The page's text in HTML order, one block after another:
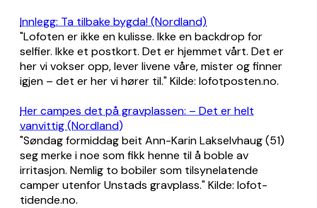
Innlegg: Ta tilbake bygda! (Nordland)
"Lofoten er ikke en kulisse. Ikke en backdrop for
selfier. Ikke et postkort. Det er hjemmet vårt. Det er
her vi vokser opp, lever livene våre, mister og finner
igjen – det er her vi hører til." Kilde: lofotposten.no.
Her campes det på gravplassen: – Det er helt
vanvittig (Nordland)
"Søndag formiddag beit Ann-Karin Lakselvhaug (51)
seg merke i noe som fikk henne til å boble av
irritasjon. Nemlig to bobiler som tilsynelatende
camper utenfor Unstads gravplass." Kilde: lofot-
tidende.no.